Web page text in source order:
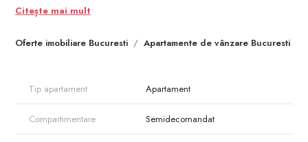
Oferte imobiliare Bucuresti Apartamente de vânzare Bucuresti
cu boiler incorporat, interfon video, finisaje calitate superioara,
Usi de intrare metalice securizate, usi interior import Grecia, contorizate
Citește mai mult
Tip apartament Apartament
Compartimentare Semidecomandat